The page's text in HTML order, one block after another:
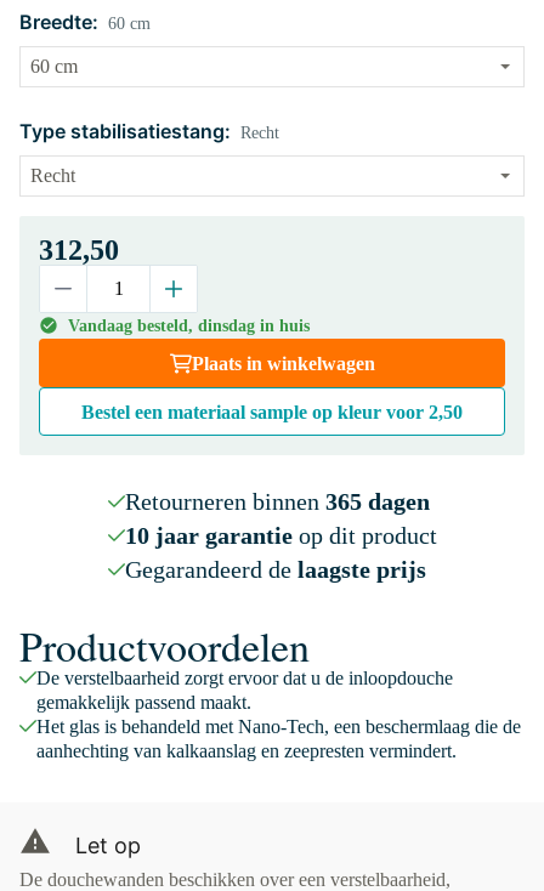
Breedte: 60 cm
Type stabilisatiestang: Recht
312,50
Vandaag besteld, dinsdag in huis
Plaats in winkelwagen
Bestel een materiaal sample op kleur voor 2,50
Retourneren binnen 365 dagen
10 jaar garantieop dit product
Gegarandeerd de laagste prijs
Productvoordelen
De verstelbaarheid zorgt ervoor dat u de inloopdouche
gemakkelijk passend maakt.
Het glas is behandeld met Nano-Tech, een beschermlaag die de
aanhechting van kalkaanslag en zeepresten vermindert.
Let op
De douchewanden beschikken over een verstelbaarheid,